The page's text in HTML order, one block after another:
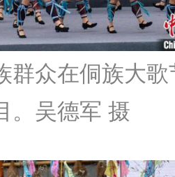
群众在侗族大歌
。吴德军 摄